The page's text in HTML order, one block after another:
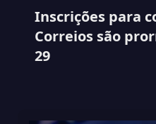
Inscrições para
Correios são
29